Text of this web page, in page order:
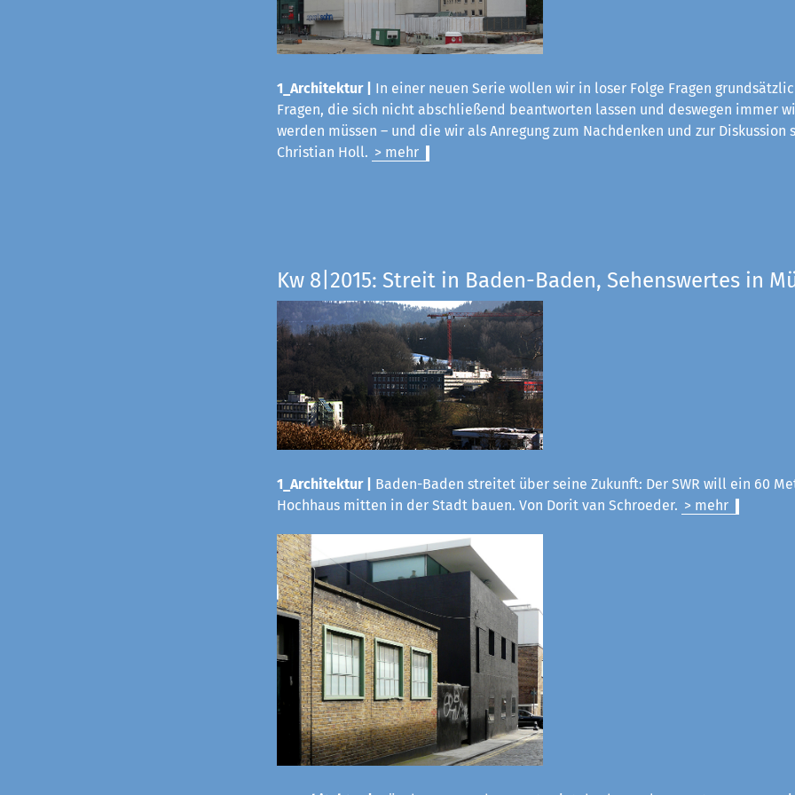
1_Architektur |
In einer neuen Serie wollen wir in loser Folge Fragen
Fragen, die sich nicht abschließend beantworten lassen und deswegen immer
werden müssen – und die wir als Anregung zum Nachdenken und zur Diskussion
Christian Holl. > mehr
Kw 8|2015: Streit in Baden-Baden, Sehenswertes in
1_Architektur |
Baden-Baden streitet über seine Zukunft: Der SWR will ein 60
Hochhaus mitten in der Stadt bauen. Von Dorit van Schroeder. > mehr